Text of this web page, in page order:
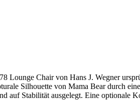
Lounge Chair von Hans J. Wegner
Silhouette von Mama Bear durch
auf Stabilität ausgelegt. Eine optionale